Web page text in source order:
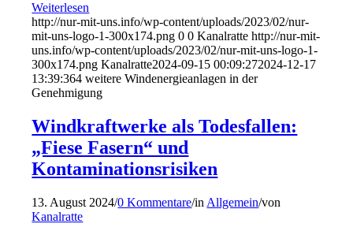
Weiterlesen
http://nur-mit-uns.info/wp-content/uploads/2023/02/nur-
mit-uns-logo-1-300x174.png 0 0 Kanalratte http://nur-mit-
uns.info/wp-content/uploads/2023/02/nur-mit-uns-logo-1-
300x174.png Kanalratte2024-09-15 00:09:272024-12-17
13:39:364 weitere Windenergieanlagen in der
Genehmigung
Windkraftwerke als Todesfallen:
„Fiese Fasern“ und
Kontaminationsrisiken
13. August 2024/0 Kommentare/in Allgemein/von
Kanalratte